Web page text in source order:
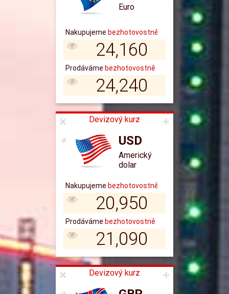
Euro
24,160
24,240
Devizový kurz
USD
Americký
dolar
20,950
21,090
Devizový kurz